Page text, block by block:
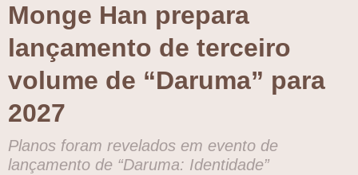
Monge Han prepara
lançamento de terceiro
volume de “Daruma” para
2027
Planos foram revelados em evento de
lançamento de “Daruma: Identidade”